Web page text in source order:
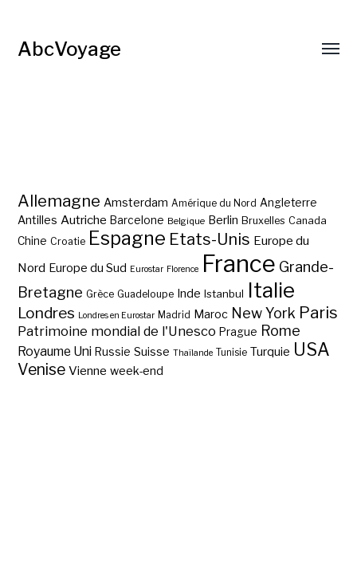
AbcVoyage
Allemagne Amsterdam Amérique du Nord Angleterre
Antilles Autriche Barcelone Belgique Berlin Bruxelles Canada
Chine Croatie Espagne Etats-Unis Europe du
Nord Europe du Sud Eurostar Florence France Grande-
Bretagne Grèce Guadeloupe Inde Istanbul Italie
Londres Londres en Eurostar Madrid Maroc New York Paris
Patrimoine mondial de l'Unesco Prague Rome
Royaume Uni Russie Suisse Thaïlande Tunisie Turquie USA
Venise Vienne week-end